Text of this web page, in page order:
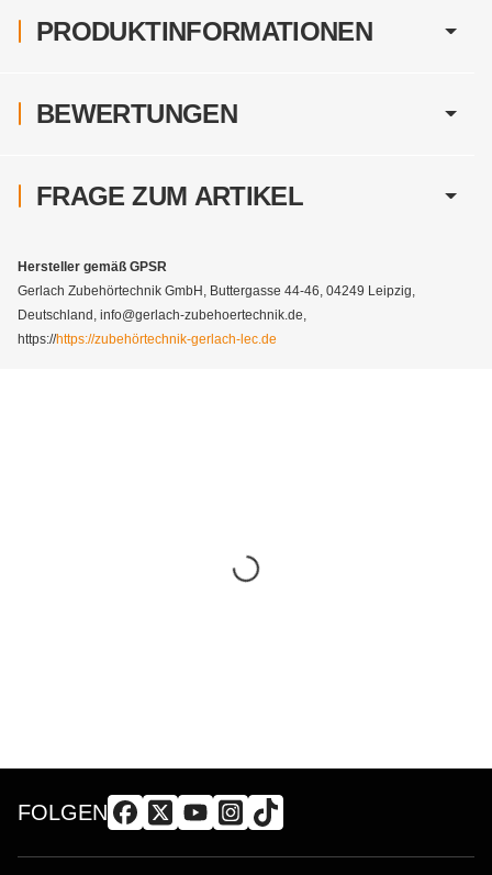
PRODUKTINFORMATIONEN
BEWERTUNGEN
FRAGE ZUM ARTIKEL
Hersteller gemäß GPSR
Gerlach Zubehörtechnik GmbH, Buttergasse 44-46, 04249 Leipzig,
Deutschland, info@gerlach-zubehoertechnik.de,
https://https://zubehörtechnik-gerlach-lec.de
FOLGEN